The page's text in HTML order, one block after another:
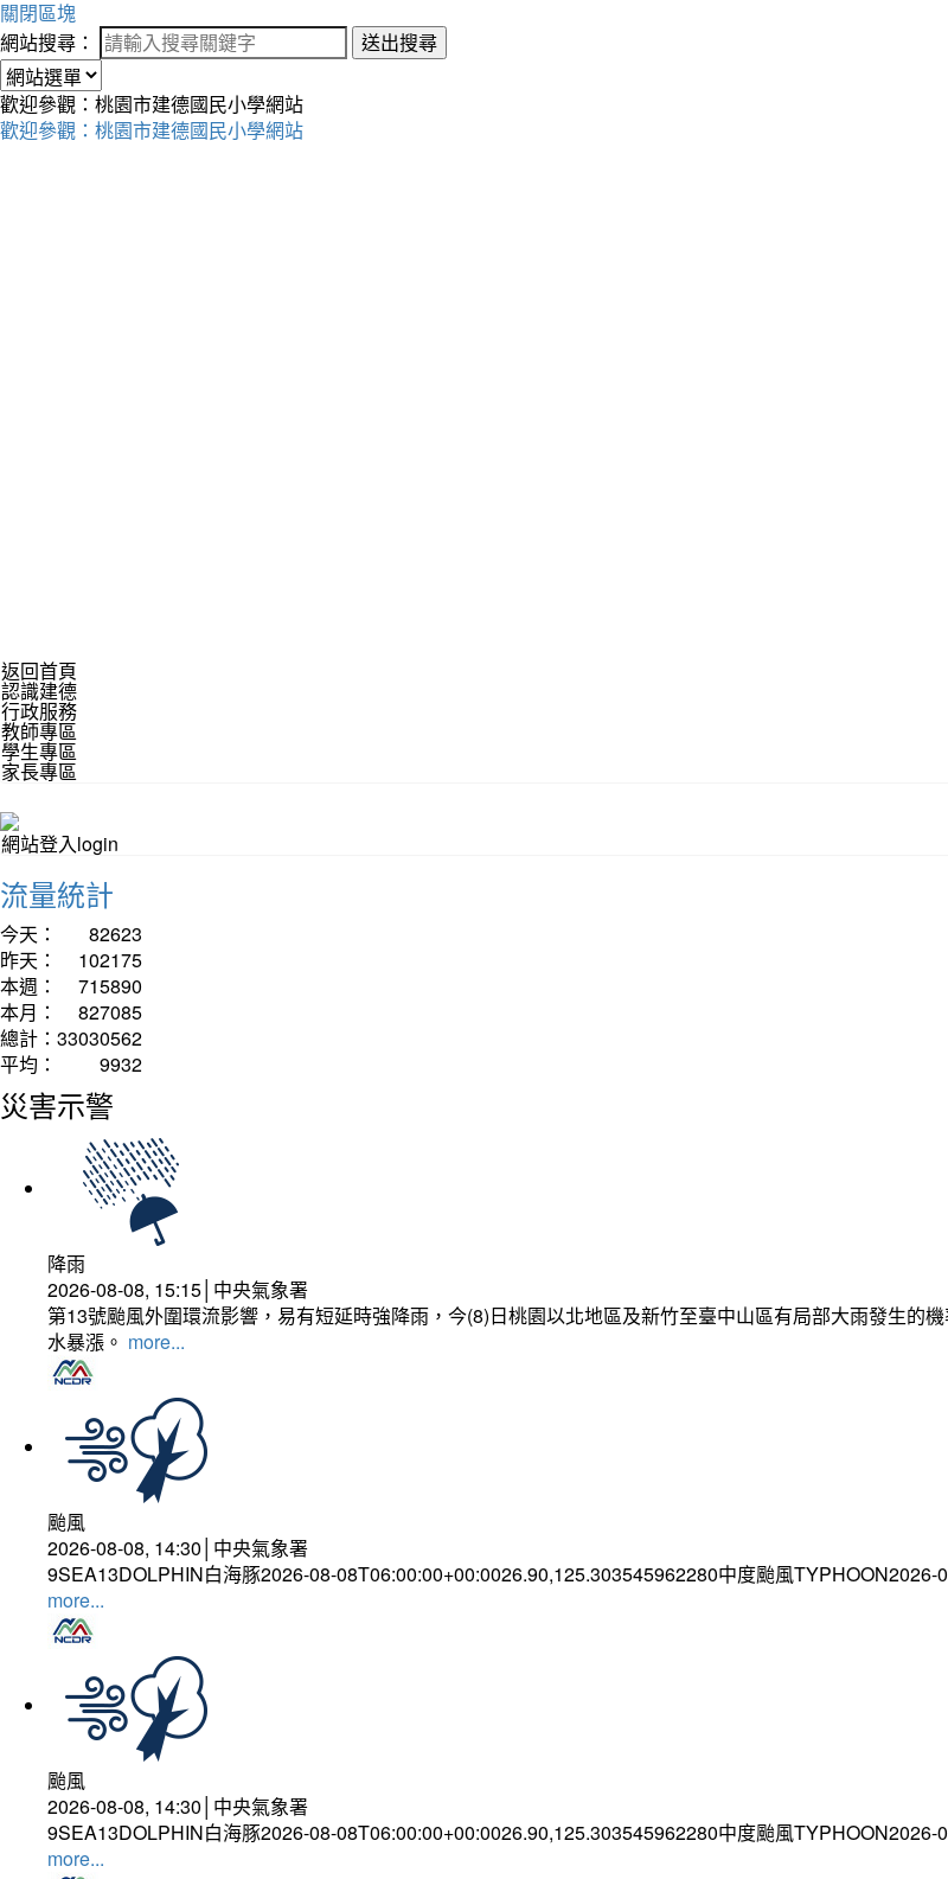
關閉區塊
網站搜尋：
送出搜尋
歡迎參觀：桃園市建德國民小學網站
歡迎參觀：桃園市建德國民小學網站
返回首頁
認識建德
行政服務
教師專區
學生專區
家長專區
網站登入login
流量統計
今天：
82623
昨天：
102175
本週：
715890
本月：
827085
總計： 33030562
平均：
9932
災害示警
降雨
2026-08-08, 15:15│中央氣象署
第13號颱風外圍環流影響，易有短延時強降雨，今(8)日桃園以北地區及新竹至臺中山區有局部大雨發生的
水暴漲。 more...
颱風
2026-08-08, 14:30│中央氣象署
9SEA13DOLPHIN白海豚2026-08-08T06:00:00+00:0026.90,125.303545962280中度颱風
more...
颱風
2026-08-08, 14:30│中央氣象署
9SEA13DOLPHIN白海豚2026-08-08T06:00:00+00:0026.90,125.303545962280中度颱風
more...